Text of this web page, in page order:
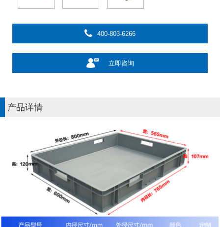
400-803-6266
立即咨询
产品详情